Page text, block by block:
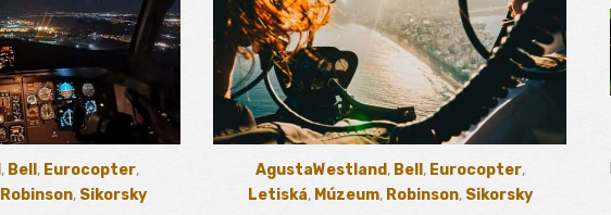
, Bell , Eurocopter,
Robinson, Sikorsky
AgustaWestland, Bell , Eurocopter,
Letiská, Múzeum, Robinson, Sikorsky